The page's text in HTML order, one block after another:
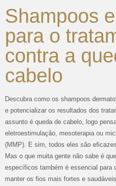
Shampoos
para o
contra a
cabelo
Descubra como os shampoos
e potencializar os resultados dos
assunto é queda de cabelo, logo
eletroestimulação, mesoterapia ou
(MMP). E sim, todos eles são
Mas o que muita gente não sabe é
específicos também é essencial para
manter os fios mais fortes e